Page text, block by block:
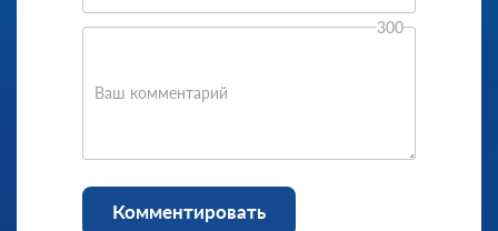
Ваш комментарий
300
Комментировать